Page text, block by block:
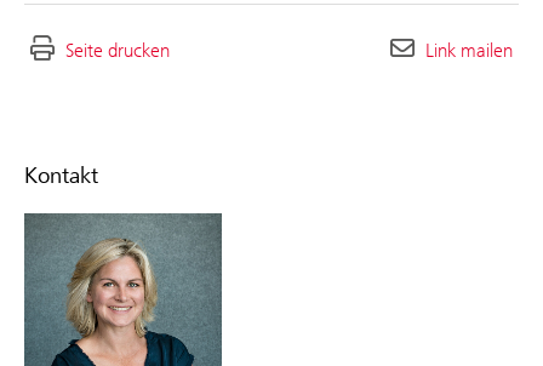
Kontakt
Seite drucken Link mailen